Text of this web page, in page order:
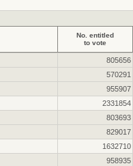
No. entitled
to vote
805656
570291
955907
2331854
803693
829017
1632710
958935